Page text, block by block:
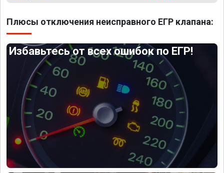
Плюсы отключения неисправного ЕГР клапана:
Избавьтесь от всех ошибок по ЕГР!